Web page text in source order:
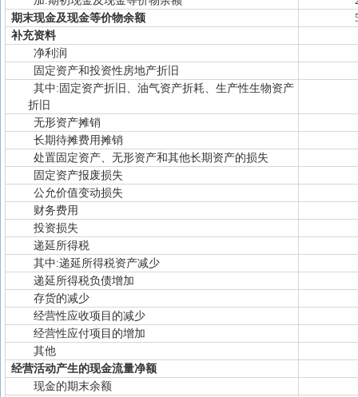
期末现金及现金等价物余额
补充资料
净利润
固定资产和投资性房地产折旧
其中:固定资产折旧、油气资产折耗、生产性生物资产
折旧
无形资产摊销
长期待摊费用摊销
处置固定资产、无形资产和其他长期资产的损失
固定资产报废损失
公允价值变动损失
财务费用
投资损失
递延所得税
其中:递延所得税资产减少
递延所得税负债增加
存货的减少
经营性应收项目的减少
经营性应付项目的增加
其他
经营活动产生的现金流量净额
现金的期末余额